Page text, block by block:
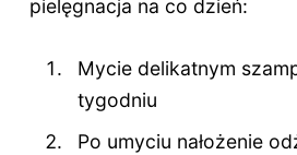
pielęgnacja na co dzień:
Mycie delikatnym
tygodniu
Po umyciu nałożenie